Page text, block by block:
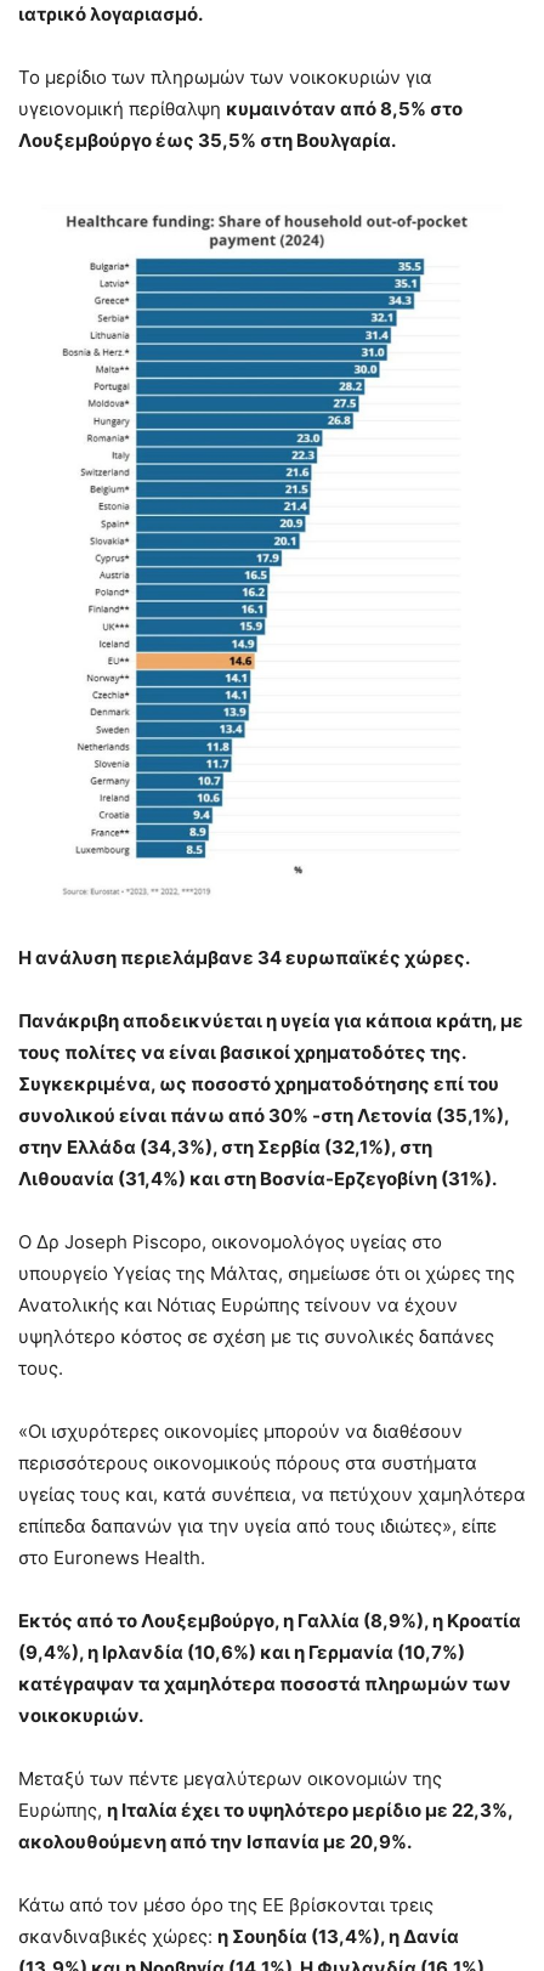
ιατρικό λογαριασμό.
Το μερίδιο των πληρωμών των νοικοκυριών για
υγειονομική περίθαλψη κυμαινόταν από 8,5% στο
Λουξεμβούργο έως 35,5% στη Βουλγαρία.
Η ανάλυση περιελάμβανε 34 ευρωπαϊκές χώρες.
Πανάκριβη αποδεικνύεται η υγεία για κάποια κράτη, με
τους πολίτες να είναι βασικοί χρηματοδότες της.
Συγκεκριμένα, ως ποσοστό χρηματοδότησης επί του
συνολικού είναι πάνω από 30% -στη Λετονία (35,1%),
στην Ελλάδα (34,3%), στη Σερβία (32,1%), στη
Λιθουανία (31,4%) και στη Βοσνία-Ερζεγοβίνη (31%).
Ο Δρ Joseph Piscopo, οικονομολόγος υγείας στο
υπουργείο Υγείας της Μάλτας, σημείωσε ότι οι χώρες της
Ανατολικής και Νότιας Ευρώπης τείνουν να έχουν
υψηλότερο κόστος σε σχέση με τις συνολικές δαπάνες
τους.
«Οι ισχυρότερες οικονομίες μπορούν να διαθέσουν
περισσότερους οικονομικούς πόρους στα συστήματα
υγείας τους και, κατά συνέπεια, να πετύχουν χαμηλότερα
επίπεδα δαπανών για την υγεία από τους ιδιώτες», είπε
στο Euronews Health.
Εκτός από το Λουξεμβούργο, η Γαλλία (8,9%), η Κροατία
(9,4%), η Ιρλανδία (10,6%) και η Γερμανία (10,7%)
κατέγραψαν τα χαμηλότερα ποσοστά πληρωμών των
νοικοκυριών.
Μεταξύ των πέντε μεγαλύτερων οικονομιών της
Ευρώπης, η Ιταλία έχει το υψηλότερο μερίδιο με 22,3%,
ακολουθούμενη από την Ισπανία με 20,9%.
Κάτω από τον μέσο όρο της ΕΕ βρίσκονται τρεις
σκανδιναβικές χώρες: η Σουηδία (13,4%), η Δανία